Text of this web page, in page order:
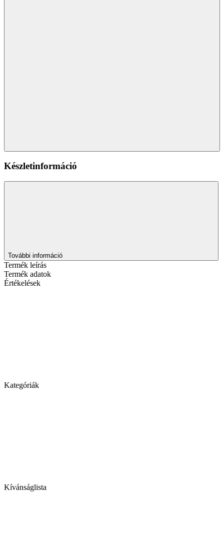
Készletinformáció
További információ
Termék leírás
Termék adatok
Értékelések
Kategóriák
Kívánságlista